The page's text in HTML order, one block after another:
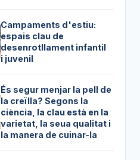
Campaments d'estiu:
espais clau de
desenrotllament infantil
i juvenil
És segur menjar la pell de
la creïlla? Segons la
ciència, la clau està en la
varietat, la seua qualitat i
la manera de cuinar-la